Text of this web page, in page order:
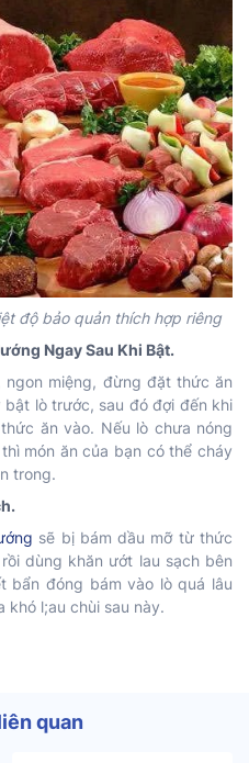
độ bảo quản thích hợp riêng
Ngay Sau Khi Bật.
miệng, đừng đặt thức ăn
lò trước, sau đó đợi đến khi
ăn vào. Nếu lò chưa nóng
món ăn của bạn có thể cháy
trong.
sẽ bị bám dầu mỡ từ thức
dùng khăn ướt lau sạch bên
bẩn đóng bám vào lò quá lâu
khó l;au chùi sau này.
quan